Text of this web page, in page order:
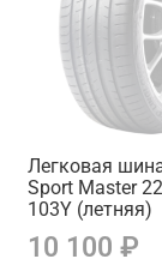
Легковая
Sport Master
103Y (летняя)
10 100 ₽